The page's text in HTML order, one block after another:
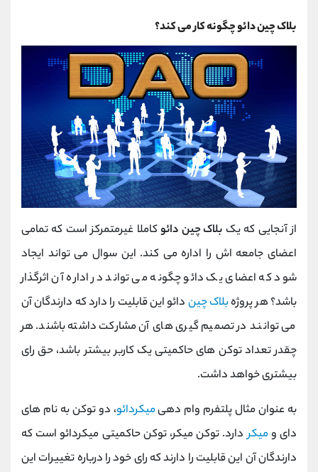
بلاک چین دائو چگونه کار می کند؟
از آنجایی که یک بلاک چین دائوکاملا غیرمتمرکز است که تمامی
اعضای جامعه اش را اداره می کند. این سوال می تواند ایجاد
شود که اعضای یک دائو چگونه می تواند در اداره آن اثرگذار
باشد؟ هر پروژهبلاک چین دائو این قابلیت را دارد که دارندگان آن
می توانند در تصمیم گیری های آن مشارکت داشته باشند. هر
چقدر تعداد توکن های حاکمیتی یک کاربر بیشتر باشد، حق رای
بیشتری خواهد داشت.
به عنوان مثال پلتفرم وام دهیمیکردائو، دو توکن به نام های
دای ومیکردارد. توکن میکر، توکن حاکمیتی میکردائو است که
دارندگان آن این قابلیت را دارند که رای خود را درباره تغییرات این